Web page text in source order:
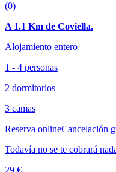
(0)
A 1.1 Km de Coviella.
Alojamiento entero
1 - 4 personas
2 dormitorios
3 camas
Reserva onlineCancelación
Todavía no se te cobrará